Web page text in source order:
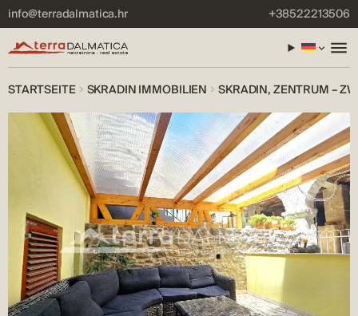
info@terradalmatica.hr +38522213506
STARTSEITE SKRADIN IMMOBILIEN SKRADIN, ZENTRUM –